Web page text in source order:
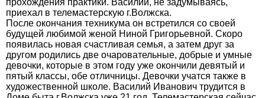
приехал в телемастерскую г.Волжска.
После окончания техникума он встретился со своей
будущей любимой женой Ниной Григорьевной. Скоро
появилась новая счастливая семья, а затем друг за
другом родились две очаровательные, добрые и умные
девочки, которые в этом году уже окончили девятый и
пятый классы, обе отличницы. Девочки учатся также в
художественной школе. Василий Иванович трудится в